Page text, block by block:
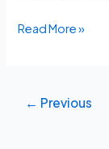
Read More »
← Previous